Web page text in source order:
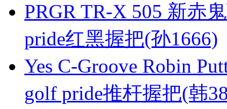
PRGR TR-X 505 新赤
pride红黑握把(孙1666)
Yes C-Groove Robin
golf pride推杆握把(韩